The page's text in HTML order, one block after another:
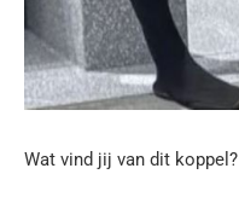
Wat vind jij van dit koppel?